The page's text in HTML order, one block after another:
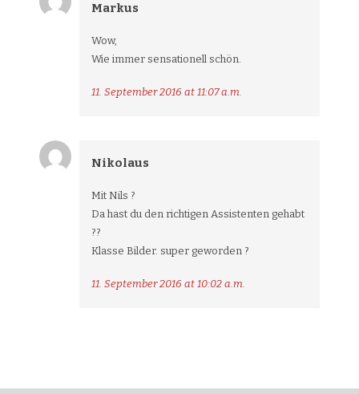
Markus
Wow,
Wie immer sensationell schön.
11. September 2016 at 11:07 a.m.
Nikolaus
Mit Nils ?
Da hast du den richtigen Assistenten gehabt
??
Klasse Bilder. super geworden ?
11. September 2016 at 10:02 a.m.